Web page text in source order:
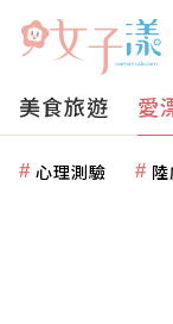
美食旅遊 愛
心理測驗 陸